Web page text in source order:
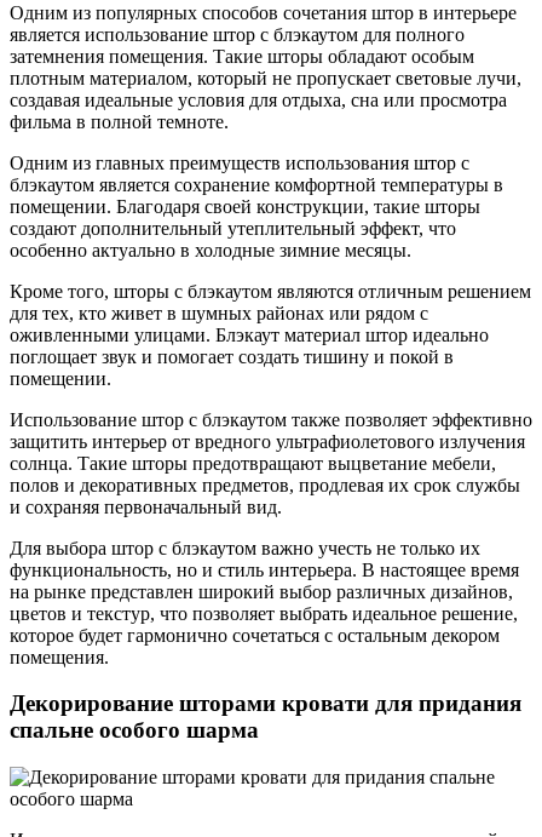
Одним из популярных способов сочетания штор в интерьере
является использование штор с блэкаутом для полного
затемнения помещения. Такие шторы обладают особым
плотным материалом, который не пропускает световые лучи,
создавая идеальные условия для отдыха, сна или просмотра
фильма в полной темноте.
Одним из главных преимуществ использования штор с
блэкаутом является сохранение комфортной температуры в
помещении. Благодаря своей конструкции, такие шторы
создают дополнительный утеплительный эффект, что
особенно актуально в холодные зимние месяцы.
Кроме того, шторы с блэкаутом являются отличным решением
для тех, кто живет в шумных районах или рядом с
оживленными улицами. Блэкаут материал штор идеально
поглощает звук и помогает создать тишину и покой в
помещении.
Использование штор с блэкаутом также позволяет эффективно
защитить интерьер от вредного ультрафиолетового излучения
солнца. Такие шторы предотвращают выцветание мебели,
полов и декоративных предметов, продлевая их срок службы
и сохраняя первоначальный вид.
Для выбора штор с блэкаутом важно учесть не только их
функциональность, но и стиль интерьера. В настоящее время
на рынке представлен широкий выбор различных дизайнов,
цветов и текстур, что позволяет выбрать идеальное решение,
которое будет гармонично сочетаться с остальным декором
помещения.
Декорирование шторами кровати для придания
спальне особого шарма